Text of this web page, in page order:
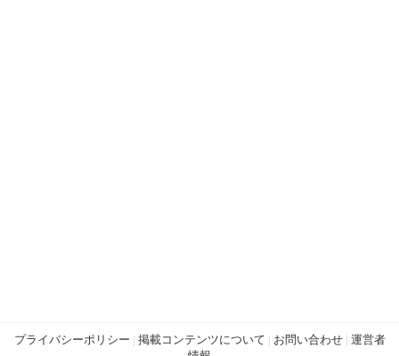
プライバシーポリシー | 掲載コンテンツについて | お問い合わせ| 運営者